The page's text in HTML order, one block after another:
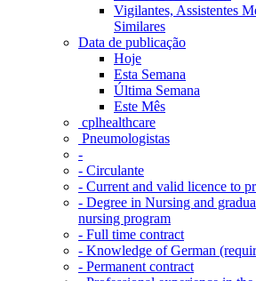
Vigilantes, Assistentes
Similares
Data de publicação
Hoje
Esta Semana
Última Semana
Este Mês
‎ cplhealthcare‬
Pneumologistas
-
- Circulante
- Current and valid licence to
- Degree in Nursing and
nursing program
- Full time contract
- Knowledge of German
- Permanent contract